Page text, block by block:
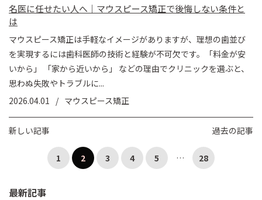
名医に任せたい人へ｜マウスピース矯正で後悔しない条件と
は
マウスピース矯正は手軽なイメージがありますが、理想の歯並び
を実現するには歯科医師の技術と経験が不可欠です。「料金が安
いから」 「家から近いから」 などの理由でクリニックを選ぶと、
思わぬ失敗やトラブルに...
2026.04.01
マウスピース矯正
新しい記事
1 2 3 4 5 … 28
過去の記事
最新記事